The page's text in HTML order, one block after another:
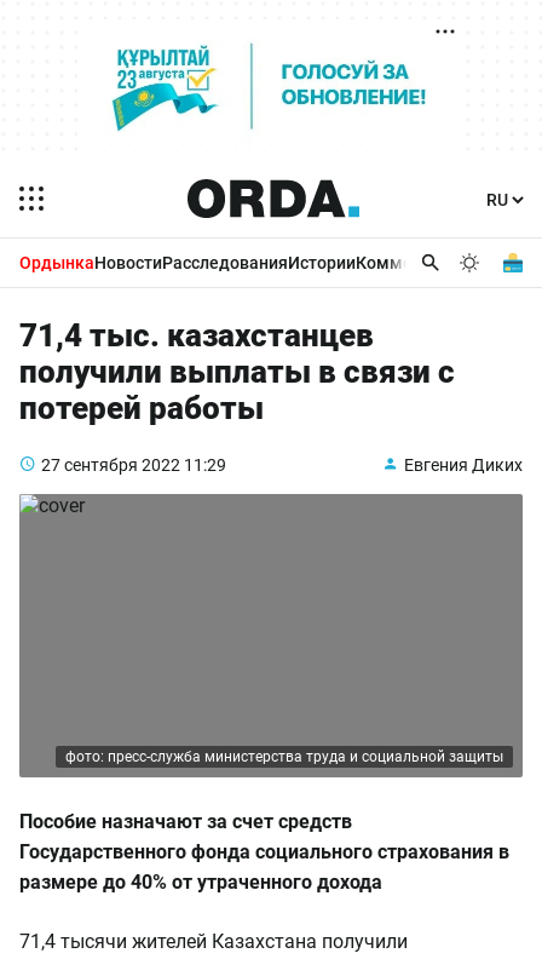
ОрдынкаНовостиРасследованияИсторииКомментарииБизнес
71,4 тыс. казахстанцев
получили выплаты в связи с
потерей работы
27 сентября 2022 11:29 Евгения Диких
фото: пресс-служба министерства труда и социальной защиты
Пособие назначают за счет средств
Государственного фонда социального страхования в
размере до 40% от утраченного дохода
71,4 тысячи жителей Казахстана получили